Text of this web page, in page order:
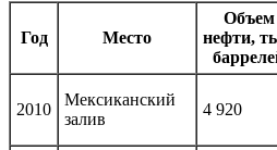
Год Место
Объем
нефти,
2010
Мексиканский
залив
4 920